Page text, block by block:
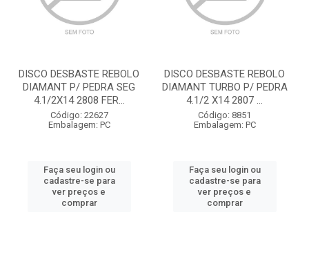
DISCO DESBASTE REBOLO
DIAMANT P/ PEDRA SEG
4.1/2X14 2808 FER...
Código: 22627
Embalagem: PC
Faça seu login ou
cadastre-se para
ver preços e
comprar
DISCO DESBASTE REBOLO
DIAMANT TURBO P/ PEDRA
4.1/2 X14 2807 ...
Código: 8851
Embalagem: PC
Faça seu login ou
cadastre-se para
ver preços e
comprar